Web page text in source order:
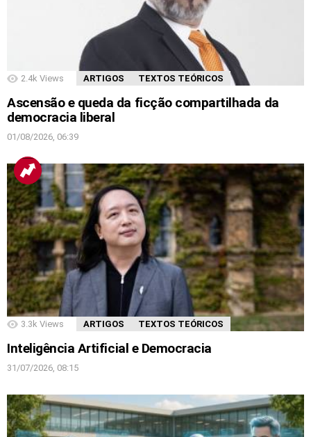
2.4k Views ARTIGOS TEXTOS TEÓRICOS
Ascensão e queda da ficção compartilhada da
democracia liberal
01/08/2026, 06:39
3.3k Views ARTIGOS TEXTOS TEÓRICOS
Inteligência Artificial e Democracia
31/07/2026, 08:15